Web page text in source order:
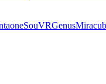
SouVRGenus